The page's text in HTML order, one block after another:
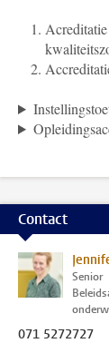
Contact
Senior
071 5272727